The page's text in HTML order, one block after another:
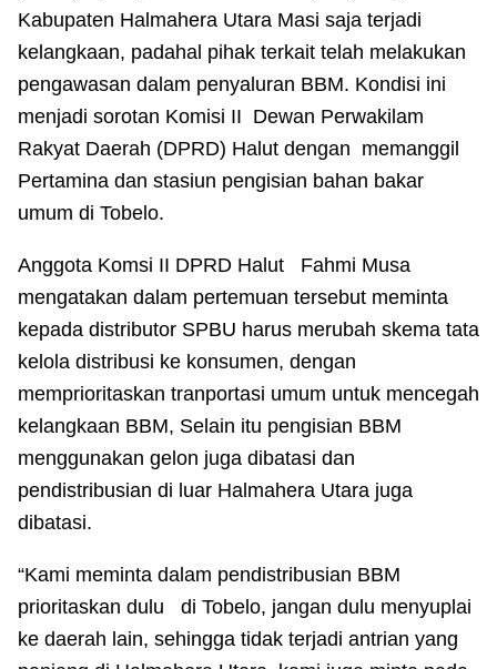
Kabupaten Halmahera Utara Masi saja terjadi
kelangkaan, padahal pihak terkait telah melakukan
pengawasan dalam penyaluran BBM. Kondisi ini
menjadi sorotan Komisi II Dewan Perwakilam
Rakyat Daerah (DPRD) Halut dengan memanggil
Pertamina dan stasiun pengisian bahan bakar
umum di Tobelo.
Anggota Komsi II DPRD Halut Fahmi Musa
mengatakan dalam pertemuan tersebut meminta
kepada distributor SPBU harus merubah skema tata
kelola distribusi ke konsumen, dengan
memprioritaskan tranportasi umum untuk mencegah
kelangkaan BBM, Selain itu pengisian BBM
menggunakan gelon juga dibatasi dan
pendistribusian di luar Halmahera Utara juga
dibatasi.
“Kami meminta dalam pendistribusian BBM
prioritaskan dulu di Tobelo, jangan dulu menyuplai
ke daerah lain, sehingga tidak terjadi antrian yang